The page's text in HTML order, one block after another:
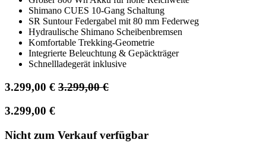
Shimano CUES 10-Gang Schaltung
SR Suntour Federgabel mit 80 mm Federweg
Hydraulische Shimano Scheibenbremsen
Komfortable Trekking-Geometrie
Integrierte Beleuchtung & Gepäckträger
Schnellladegerät inklusive
3.299,00 € 3.299,00€
3.299,00 €
Nicht zum Verkauf verfügbar